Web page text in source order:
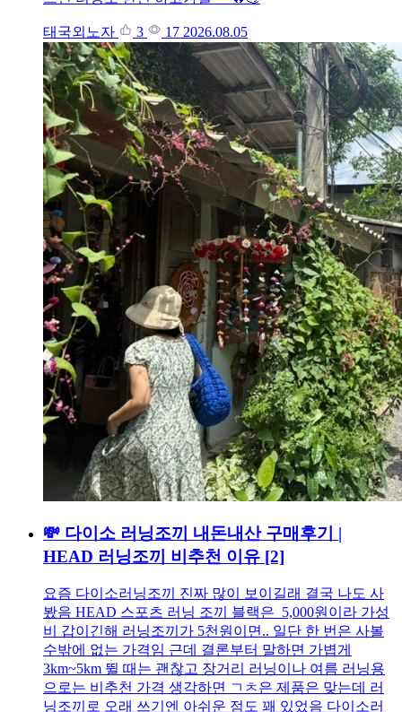
태국외노자 3 17 2026.08.05
💸 다이소 러닝조끼 내돈내산 구매후기 |
HEAD 러닝조끼 비추천 이유 [2]
요즘 다이소러닝조끼 진짜 많이 보이길래 결국 나도 사
봤음 HEAD 스포츠 러닝 조끼 블랙은 5,000원이라 가성
비 갑이긴해 러닝조끼가 5천원이면.. 일단 한 번은 사볼
수밖에 없는 가격임 근데 결론부터 말하면 가볍게
3km~5km 뛸 때는 괜찮고 장거리 러닝이나 여름 러닝용
으로는 비추천 가격 생각하면 ㄱㅊ은 제품은 맞는데 러
닝조끼로 오래 쓰기엔 아쉬운 점도 꽤 있었음 다이소러